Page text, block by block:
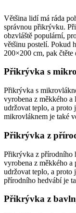
Většina lidí má ráda
správnou přikrývku.
obzvláště populární,
většinu postelí. Pokud
200×200 cm, pak čtěte
Přikrývka s
Přikrývka s
vyrobena z měkkého a
udržovat teplo, a proto
mikrovláknem je také
Přikrývka z
Přikrývka z přírodního
vyrobena z měkkého a
udržovat teplo, a proto
přírodního hedvábí je
Přikrývka z